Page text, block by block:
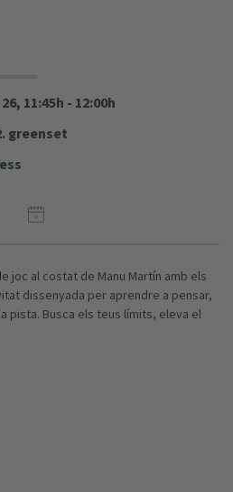
11:45h - 12:00h
greenset
joc al costat de Manu Martín amb els
dissenyada per aprendre a pensar,
pista. Busca els teus límits, eleva el